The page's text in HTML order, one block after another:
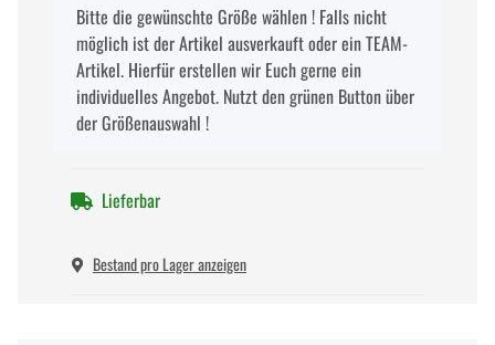
xBitte die gewünschte Größe wählen ! Falls nicht
möglich ist der Artikel ausverkauft oder ein TEAM-
Artikel. Hierfür erstellen wir Euch gerne ein
individuelles Angebot. Nutzt den grünen Button über
der Größenauswahl !
Lieferbar
Bestand pro Lager anzeigen